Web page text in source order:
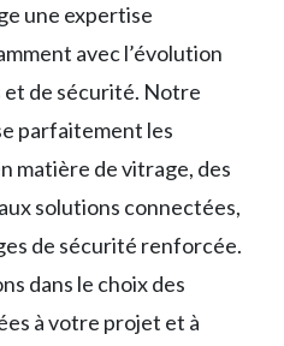
une expertise
avec l’évolution
et de sécurité. Notre
parfaitement les
matière de vitrage, des
solutions connectées,
de sécurité renforcée.
dans le choix des
à votre projet et à